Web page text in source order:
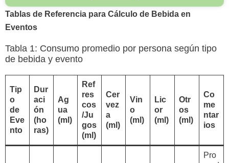
Tablas de Referencia para Cálculo de Bebida en
Eventos
Tabla 1: Consumo promedio por persona según tipo
de bebida y evento
Tip
o
de
Eve
nto
Dur
aci
ón
(ho
ras)
Ag
ua
(ml)
Ref
res
cos
/Ju
gos
(ml)
Cer
vez
a
(ml)
Vin
o
(ml)
Lic
or
(ml)
Otr
os
(ml)
Co
me
ntar
ios
Pro